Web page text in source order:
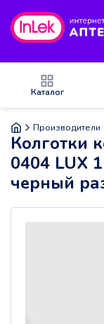
Каталог
Производители
Колготки
0404 LUX
черный